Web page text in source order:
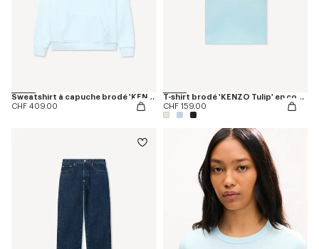
Sweatshirt à capuche brodé 'KENZO Tulip' en coton
CHF 409.00
T-shirt brodé 'KENZO Tulip' en coton
CHF 159.00